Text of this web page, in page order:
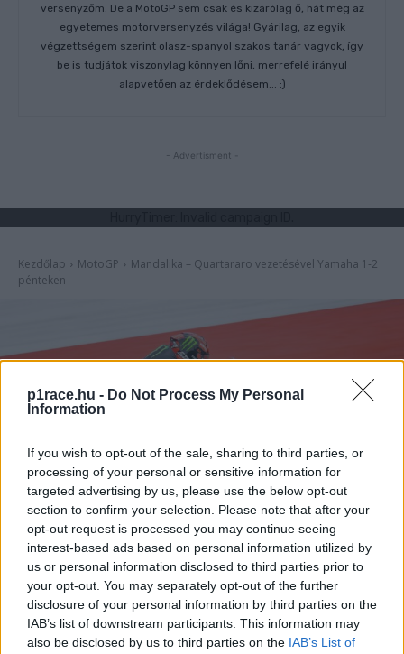
p1race.hu - Do Not Process My Personal
Information
If you wish to opt-out of the sale, sharing to third parties, or
processing of your personal or sensitive information for
targeted advertising by us, please use the below opt-out
section to confirm your selection. Please note that after your
opt-out request is processed you may continue seeing
interest-based ads based on personal information utilized by
us or personal information disclosed to third parties prior to
your opt-out. You may separately opt-out of the further
disclosure of your personal information by third parties on the
IAB’s list of downstream participants. This information may
also be disclosed by us to third parties on the IAB’s List of
versenyzőm. De a MotoGP sem csak és kizárólag ő, hát még az
egyetemes motorversenyzés világa! Gyárilag, az egyik
végzettségem szerint olasz-spanyol szakos tanár vagyok, így
be is tudjátok viszonylag könnyen lőni, merrefelé irányul
alapvetően az érdeklődésem... :)
- Advertisment -